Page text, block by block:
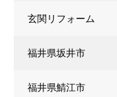
玄関リフォーム
福井県坂井市
福井県鯖江市